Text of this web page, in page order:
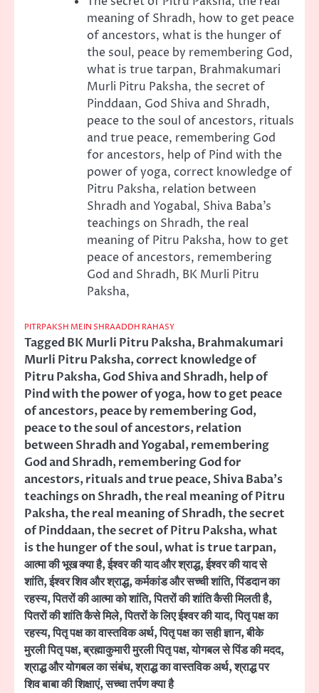
meaning of Shradh, how to get peace
of ancestors, what is the hunger of
the soul, peace by remembering God,
what is true tarpan, Brahmakumari
Murli Pitru Paksha, the secret of
Pinddaan, God Shiva and Shradh,
peace to the soul of ancestors, rituals
and true peace, remembering God
for ancestors, help of Pind with the
power of yoga, correct knowledge of
Pitru Paksha, relation between
Shradh and Yogabal, Shiva Baba’s
teachings on Shradh, the real
meaning of Pitru Paksha, how to get
peace of ancestors, remembering
God and Shradh, BK Murli Pitru
Paksha,
PITRPAKSH MEIN SHRAADDH RAHASY
TaggedBK Murli Pitru Paksha,Brahmakumari
Murli Pitru Paksha,correct knowledge of
Pitru Paksha,God Shiva and Shradh,help of
Pind with the power of yoga,how to get peace
of ancestors,peace by remembering God,
peace to the soul of ancestors,relation
between Shradh and Yogabal,remembering
God and Shradh,remembering God for
ancestors,rituals and true peace,Shiva Baba's
teachings on Shradh,the real meaning of Pitru
Paksha,the real meaning of Shradh,the secret
of Pinddaan,the secret of Pitru Paksha,what
is the hunger of the soul,what is true tarpan,
आत्मा की भूख क्या है,ईश्वर की याद और श्राद्ध,ईश्वर की याद से
शांति,ईश्वर शिव और श्राद्ध,कर्मकांड और सच्ची शांति,पिंडदान का
रहस्य,पितरों की आत्मा को शांति,पितरों की शांति कैसी मिलती है,
पितरों की शांति कैसे मिले,पितरों के लिए ईश्वर की याद,पितृ पक्ष का
रहस्य,पितृ पक्ष का वास्तविक अर्थ,पितृ पक्ष का सही ज्ञान,बीके
मुरली पितृ पक्ष,ब्रह्माकुमारी मुरली पितृ पक्ष,योगबल से पिंड की मदद,
श्राद्ध और योगबल का संबंध,श्राद्ध का वास्तविक अर्थ,श्राद्ध पर
शिव बाबा की शिक्षाएं,सच्चा तर्पण क्या है